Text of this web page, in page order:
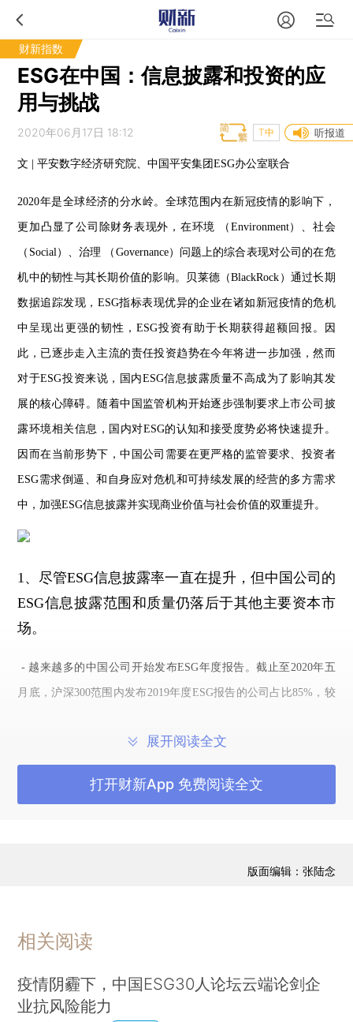
财新指数
ESG在中国：信息披露和投资的应
用与挑战
2020年06月17日 18:12 听报道
T中
文 | 平安数字经济研究院、中国平安集团ESG办公室联合
2020年是全球经济的分水岭。全球范围内在新冠疫情的影响下，
更加凸显了公司除财务表现外，在环境 （Environment）、社会
（Social）、治理 （Governance）问题上的综合表现对公司的在危
机中的韧性与其长期价值的影响。贝莱德（BlackRock）通过长期
数据追踪发现，ESG指标表现优异的企业在诸如新冠疫情的危机
中呈现出更强的韧性，ESG投资有助于长期获得超额回报。因
此，已逐步走入主流的责任投资趋势在今年将进一步加强，然而
对于ESG投资来说，国内ESG信息披露质量不高成为了影响其发
展的核心障碍。随着中国监管机构开始逐步强制要求上市公司披
露环境相关信息，国内对ESG的认知和接受度势必将快速提升。
因而在当前形势下，中国公司需要在更严格的监管要求、投资者
ESG需求倒逼、和自身应对危机和可持续发展的经营的多方需求
中，加强ESG信息披露并实现商业价值与社会价值的双重提升。
1、尽管ESG信息披露率一直在提升，但中国公司的
ESG信息披露范围和质量仍落后于其他主要资本市
场。
- 越来越多的中国公司开始发布ESG年度报告。截止至2020年五
月底，沪深300范围内发布2019年度ESG报告的公司占比85% ，较
的报告经过了第三方审计。
与其他主要股指成分股平均水平相比，沪深300公司在ESG信息
披露的范围和质量上平均排名最为靠后。与之相较的其他主要股
露”，提高了ESG披露的门槛。此后，许多在港交所上市的公司开
推动ESG 披露。
展开阅读全文
打开财新App 免费阅读全文
版面编辑：张陆念
相关阅读
疫情阴霾下，中国ESG30人论坛云端论剑企
业抗风险能力